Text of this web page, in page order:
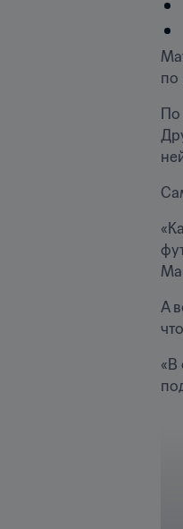
по
По
А
«В